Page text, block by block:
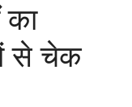
का
से चेक